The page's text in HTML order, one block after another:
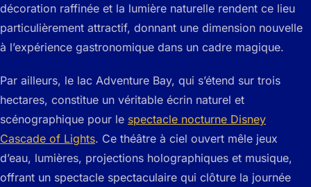
décoration raffinée et la lumière naturelle rendent ce lieu
particulièrement attractif, donnant une dimension nouvelle
à l’expérience gastronomique dans un cadre magique.
Par ailleurs, le lac Adventure Bay, qui s’étend sur trois
hectares, constitue un véritable écrin naturel et
scénographique pour le spectacle nocturne Disney
Cascade of Lights. Ce théâtre à ciel ouvert mêle jeux
d’eau, lumières, projections holographiques et musique,
offrant un spectacle spectaculaire qui clôture la journée